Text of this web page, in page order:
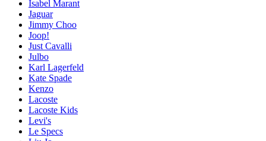
Isabel Marant
Jaguar
Jimmy Choo
Joop!
Just Cavalli
Julbo
Karl Lagerfeld
Kate Spade
Kenzo
Lacoste
Lacoste Kids
Levi's
Le Specs